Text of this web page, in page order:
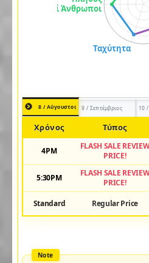
8 / Αύγουστος 9 / Σεπτέμβριος 10
Χρόνος Τύπος
4PM
FLASH SALE
PRICE!
5:30PM
FLASH SALE
PRICE!
Standard Regular Price